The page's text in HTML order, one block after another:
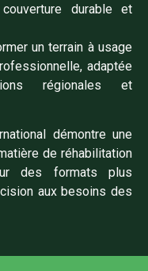
durable et
un terrain à usage
adaptée
régionales et
démontre une
de réhabilitation
des formats plus
aux besoins des